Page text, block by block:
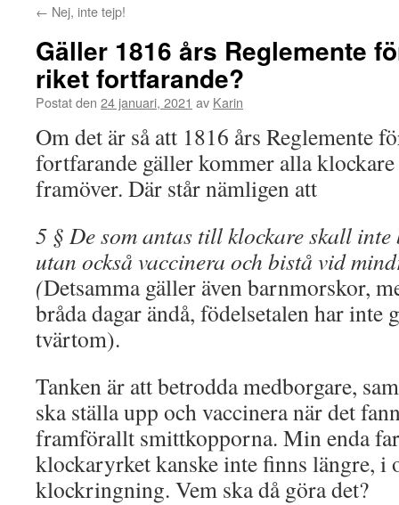
← Nej, inte tejp!
Gäller 1816 års Reglemente
riket fortfarande?
Postat den 24 januari, 2021 av Karin
Om det är så att 1816 års Reglemente
fortfarande gäller kommer alla klockare
framöver. Där står nämligen att
5 § De som antas till klockare skall
utan också vaccinera och bistå vid
(Detsamma gäller även barnmorskor,
bråda dagar ändå, födelsetalen har inte
tvärtom).
Tanken är att betrodda medborgare,
ska ställa upp och vaccinera när det
framförallt smittkopporna. Min enda
klockaryrket kanske inte finns längre, i
klockringning. Vem ska då göra det?